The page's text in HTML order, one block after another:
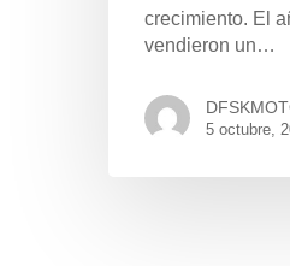
crecimiento. El
vendieron un…
5 octubre,